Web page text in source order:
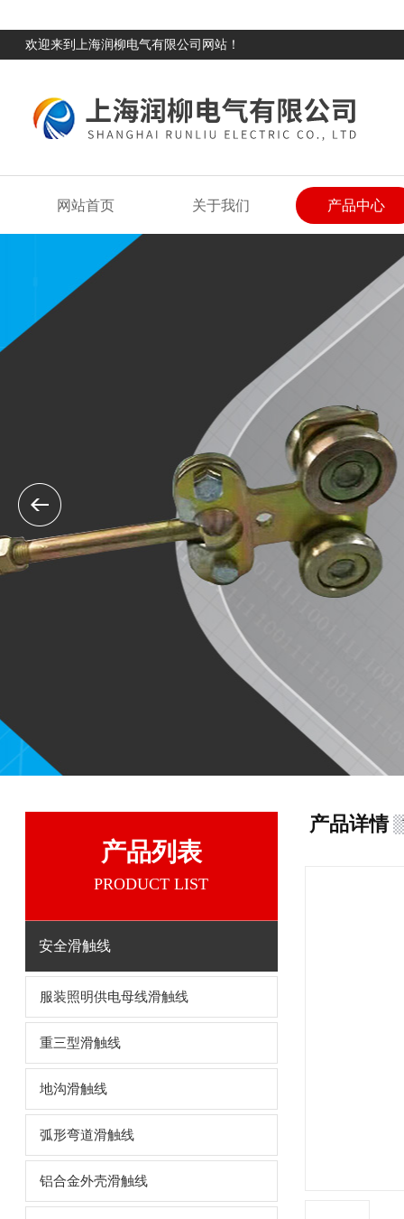
欢迎来到上海润柳电气有限公司网站！
网站首页 关于我们 产品中心
产品列表
PRODUCT LIST
安全滑触线
服装照明供电母线滑触线
重三型滑触线
地沟滑触线
弧形弯道滑触线
铝合金外壳滑触线
产品详情